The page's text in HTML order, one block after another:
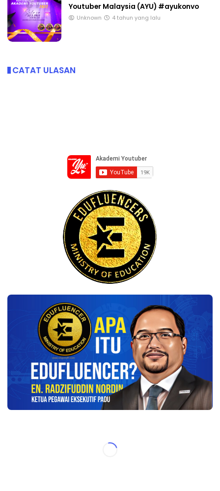
Youtuber Malaysia (AYU) #ayukonvo
Unknown 4 tahun yang lalu
CATAT ULASAN